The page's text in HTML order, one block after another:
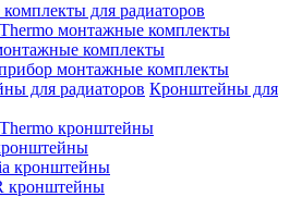
для радиаторов
монтажные комплекты
комплекты
монтажные комплекты
Кронштейны для
кронштейны
кронштейны
кронштейны